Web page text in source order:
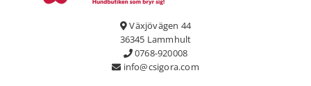
Växjövägen 44
36345 Lammhult
0768-920008
info@csigora.com